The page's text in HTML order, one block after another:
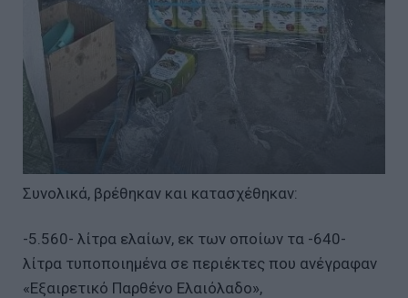
Συνολικά, βρέθηκαν και κατασχέθηκαν:
-5.560- λίτρα ελαίων, εκ των οποίων τα -640-
λίτρα τυποποιημένα σε περιέκτες που ανέγραφαν
«Εξαιρετικό Παρθένο Ελαιόλαδο»,